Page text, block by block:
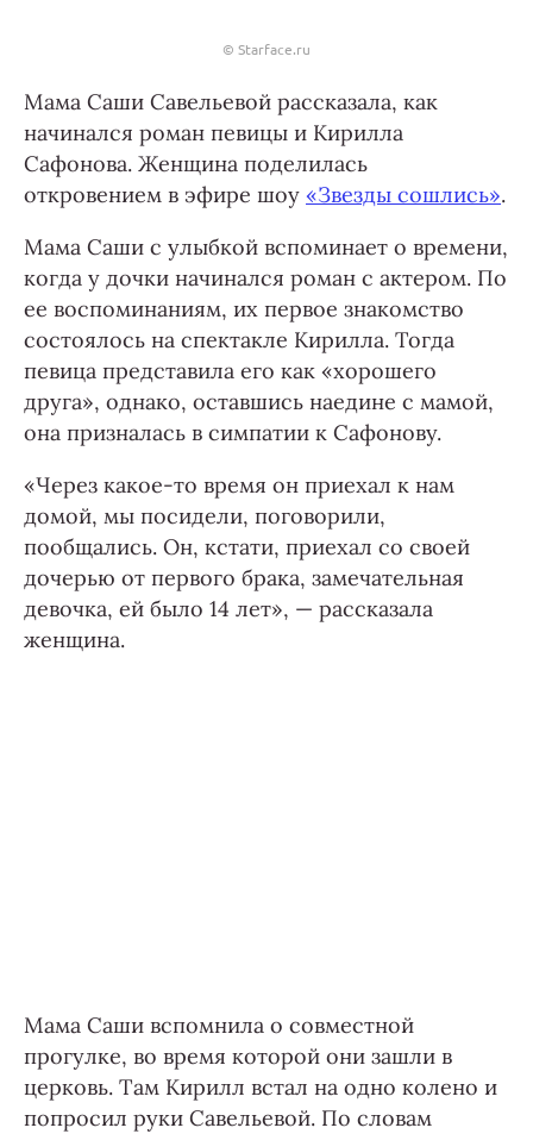
© Starface.ru
Мама Саши Савельевой рассказала, как
начинался роман певицы и Кирилла
Сафонова. Женщина поделилась
откровением в эфире шоу «Звезды сошлись».
Мама Саши с улыбкой вспоминает о времени,
когда у дочки начинался роман с актером. По
ее воспоминаниям, их первое знакомство
состоялось на спектакле Кирилла. Тогда
певица представила его как «хорошего
друга», однако, оставшись наедине с мамой,
она призналась в симпатии к Сафонову.
«Через какое-то время он приехал к нам
домой, мы посидели, поговорили,
пообщались. Он, кстати, приехал со своей
дочерью от первого брака, замечательная
девочка, ей было 14 лет», — рассказала
женщина.
Мама Саши вспомнила о совместной
прогулке, во время которой они зашли в
церковь. Там Кирилл встал на одно колено и
попросил руки Савельевой. По словам